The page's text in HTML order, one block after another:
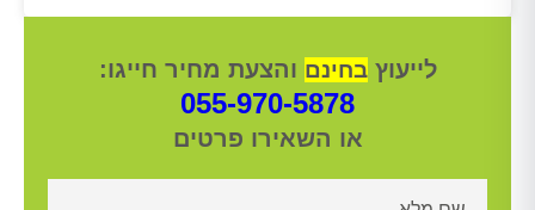
לייעוץבחינם והצעת מחיר חייגו:
055-970-5878
או השאירו פרטים